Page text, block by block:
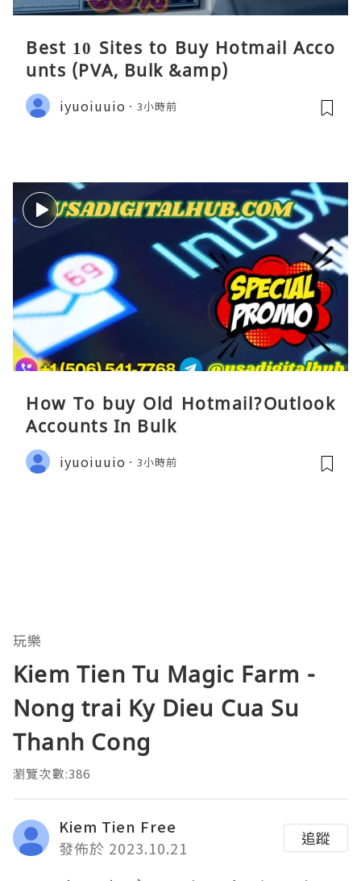
Best 10 Sites to Buy Hotmail Acco
unts (PVA, Bulk &amp)
iyuoiuuio 3小時前
How To buy Old Hotmail?Outlook
Accounts In Bulk
iyuoiuuio 3小時前
玩樂
Kiem Tien Tu Magic Farm -
Nong trai Ky Dieu Cua Su
Thanh Cong
瀏覽次數:386
Kiem Tien Free
發佈於 2023.10.21
追蹤